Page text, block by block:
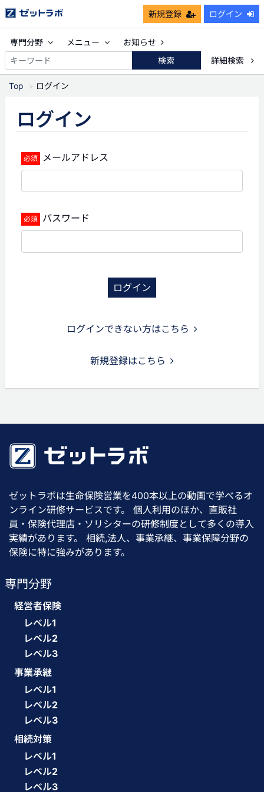
新規登録 ログイン
専門分野 メニュー
お知らせ
検索
詳細検索
Top ログイン
ログイン
メールアドレス
パスワード
ログイン
ログインできない方はこちら
新規登録はこちら
ゼットラボは生命保険営業を400本以上の動画で学べるオ
ンライン研修サービスです。 個人利用のほか、直販社
員・保険代理店・ソリシターの研修制度として多くの導入
実績があります。 相続,法人、事業承継、事業保障分野の
保険に特に強みがあります。
専門分野
経営者保険
レベル1
レベル2
レベル3
事業承継
レベル1
レベル2
レベル3
相続対策
レベル1
レベル2
レベル3